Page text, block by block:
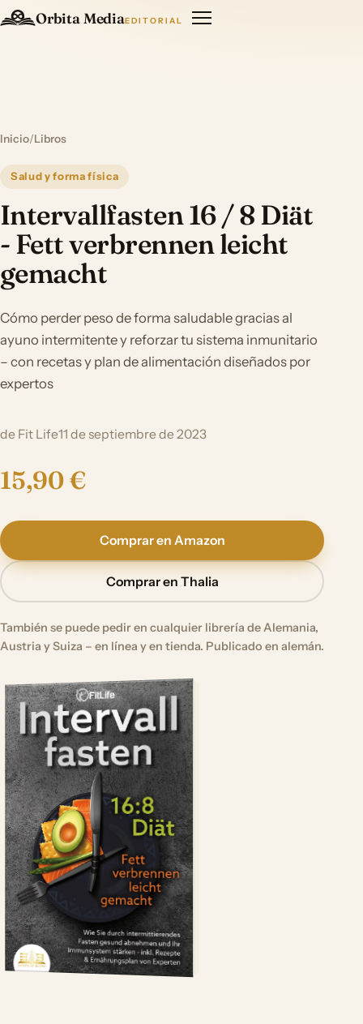
Orbita MediaEDITORIAL
Inicio/Libros
Salud y forma física
Intervallfasten 16 / 8 Diät
- Fett verbrennen leicht
gemacht
Cómo perder peso de forma saludable gracias al
ayuno intermitente y reforzar tu sistema inmunitario
– con recetas y plan de alimentación diseñados por
expertos
de Fit Life11 de septiembre de 2023
15,90 €
Comprar en Amazon
Comprar en Thalia
También se puede pedir en cualquier librería de Alemania,
Austria y Suiza – en línea y en tienda. Publicado en alemán.